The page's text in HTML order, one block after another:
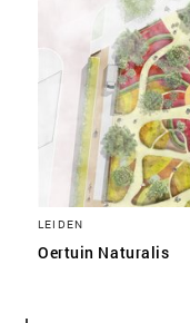
LEIDEN
Oertuin Naturalis